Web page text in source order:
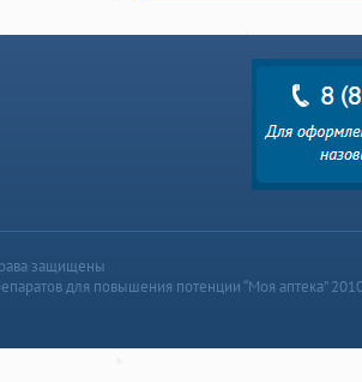
защищены
для повышения потенции “Моя аптека”